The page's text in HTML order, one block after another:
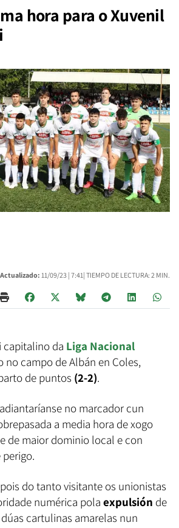
hora para o Xuvenil
Actualizado: 11/09/23 | 7:41| TIEMPO DE LECTURA: 2 MIN.
capitalino da Liga Nacional
no campo de Albán en Coles,
de puntos (2-2).
no marcador cun
a media hora de xogo
de maior dominio local e con
do tanto visitante os unionistas
numérica pola expulsión de
cartulinas amarelas nun